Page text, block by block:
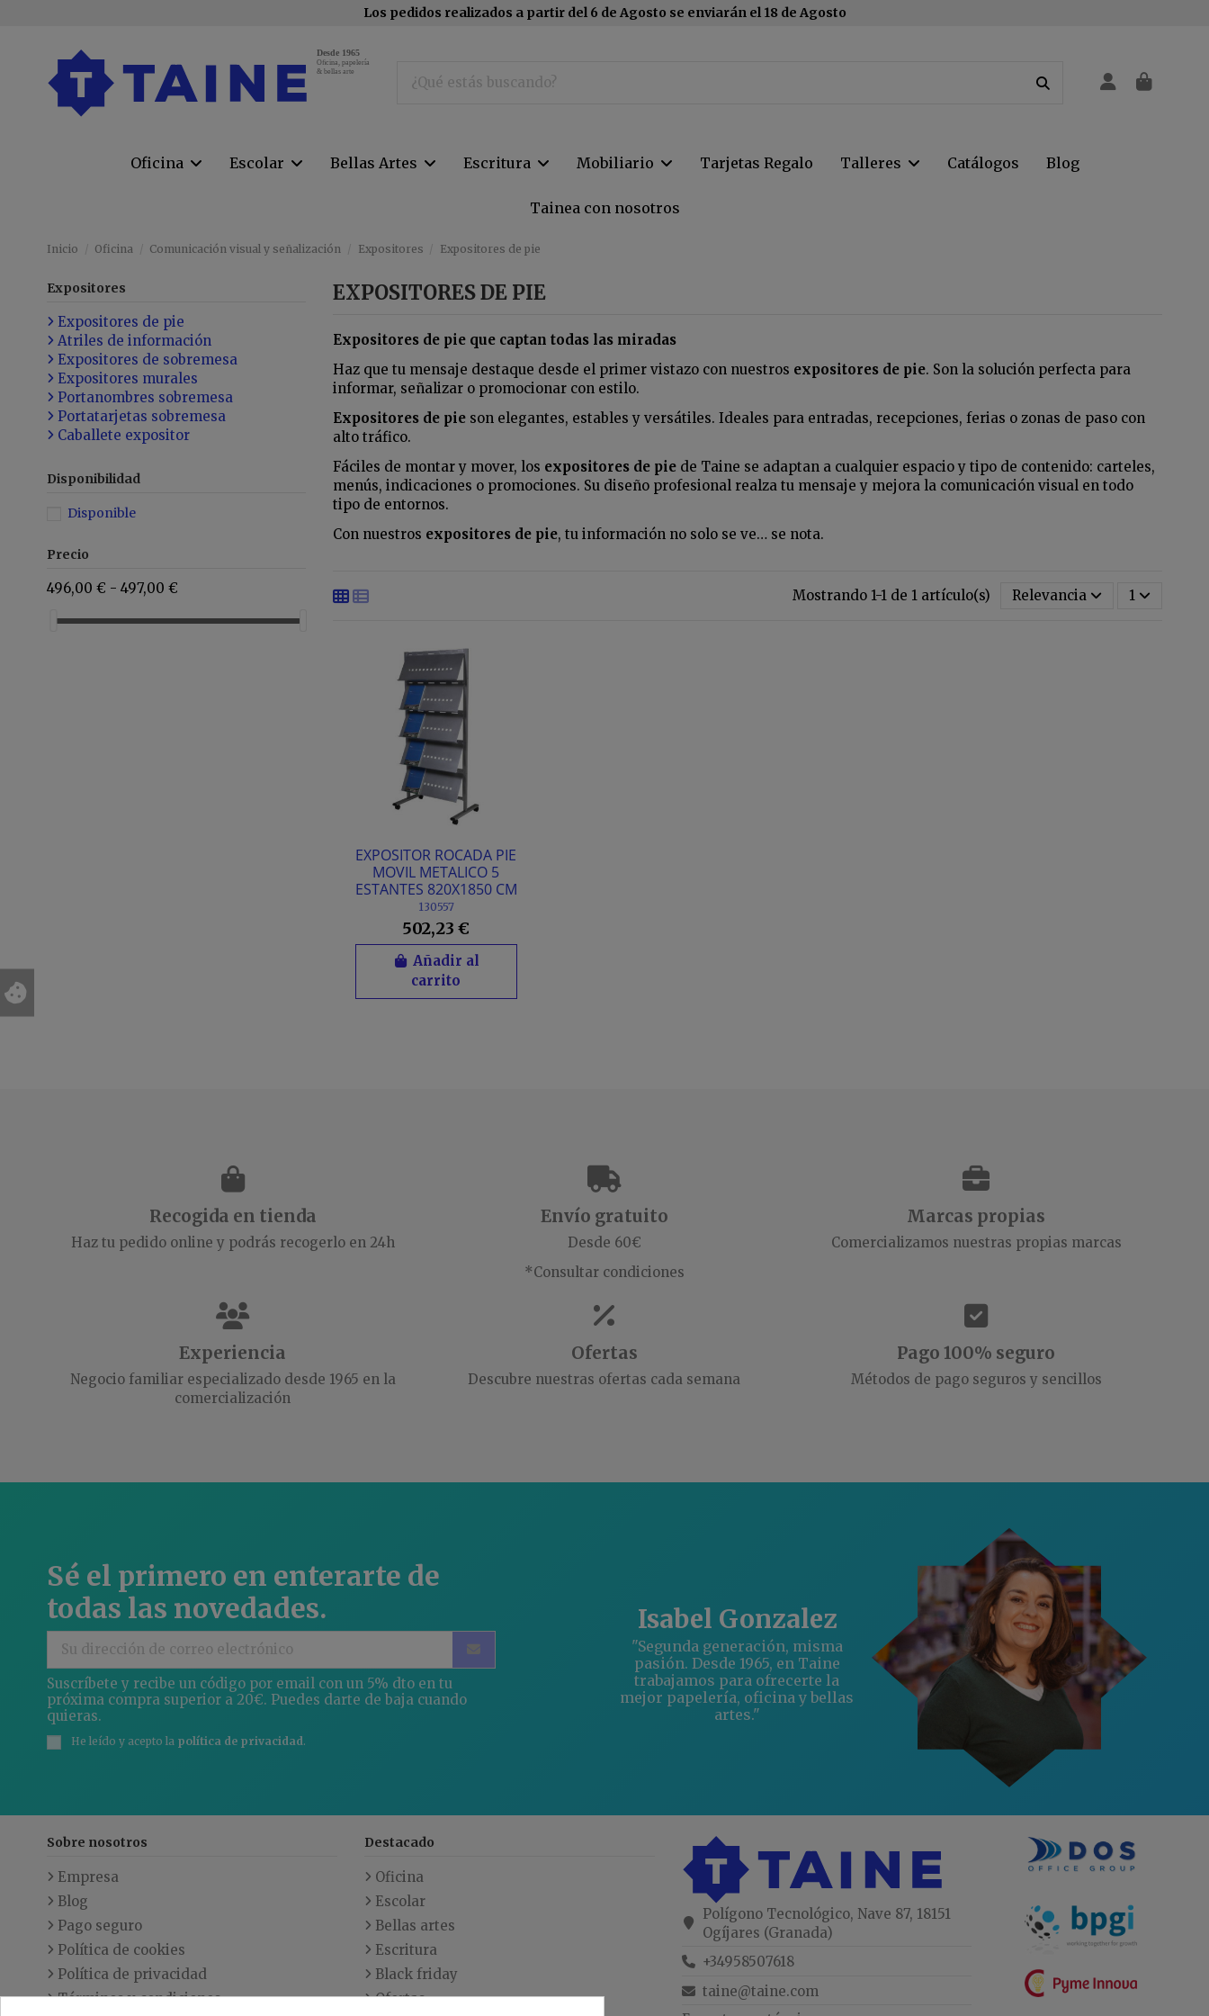
Los pedidos realizados a partir del 6 de Agosto se enviarán el 18 de Agosto
Desde 1965
Oﬁcina, papelería
& bellas arte
Oficina Escolar Bellas Artes Escritura Mobiliario Tarjetas Regalo Talleres Catálogos Blog
Tainea con nosotros
Inicio Oficina Comunicación visual y señalización Expositores Expositores de pie
EXPOSITORES DE PIE
Expositores de pie que captan todas las miradas
Haz que tu mensaje destaque desde el primer vistazo con nuestros expositores de pie. Son la solución perfecta para
informar, señalizar o promocionar con estilo.
Expositores de pieson elegantes, estables y versátiles. Ideales para entradas, recepciones, ferias o zonas de paso con
alto tráfico.
Fáciles de montar y mover, los expositores de piede Taine se adaptan a cualquier espacio y tipo de contenido: carteles,
menús, indicaciones o promociones. Su diseño profesional realza tu mensaje y mejora la comunicación visual en todo
tipo de entornos.
Con nuestros expositores de pie, tu información no solo se ve… se nota.
Mostrando 1-1 de 1 artículo(s) Relevancia 1
EXPOSITOR ROCADA PIE
MOVIL METALICO 5
ESTANTES 820X1850 CM
130557
502,23 €
Añadir al
carrito
Expositores
Expositores de pie
Atriles de información
Expositores de sobremesa
Expositores murales
Portanombres sobremesa
Portatarjetas sobremesa
Caballete expositor
Disponibilidad
Disponible
Precio
496,00 € - 497,00 €
Recogida en tienda
Haz tu pedido online y podrás recogerlo en 24h
Envío gratuito
Desde 60€
*Consultar condiciones
Marcas propias
Comercializamos nuestras propias marcas
Experiencia
Negocio familiar especializado desde 1965 en la
comercialización
Ofertas
Descubre nuestras ofertas cada semana
Pago 100% seguro
Métodos de pago seguros y sencillos
Sé el primero en enterarte de
todas las novedades.
Suscríbete y recibe un código por email con un 5% dto en tu
próxima compra superior a 20€. Puedes darte de baja cuando
quieras.
He leído y acepto la política de privacidad .
Isabel Gonzalez
"Segunda generación, misma
pasión. Desde 1965, en Taine
trabajamos para ofrecerte la
mejor papelería, oficina y bellas
artes."
Sobre nosotros
Empresa
Blog
Pago seguro
Política de cookies
Política de privacidad
Términos y condiciones
Destacado
Oficina
Escolar
Bellas artes
Escritura
Black friday
Ofertas
Polígono Tecnológico, Nave 87, 18151
Ogíjares (Granada)
+34958507618
taine@taine.com